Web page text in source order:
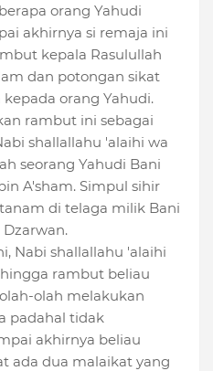
orang Yahudi
akhirnya si remaja ini
kepala Rasulullah
dan potongan sikat
orang Yahudi.
rambut ini sebagai
shallallahu 'alaihi wa
seorang Yahudi Bani
A'sham. Simpul sihir
di telaga milik Bani
Nabi shallallahu 'alaihi
rambut beliau
olah melakukan
padahal tidak
akhirnya beliau
ada dua malaikat yang